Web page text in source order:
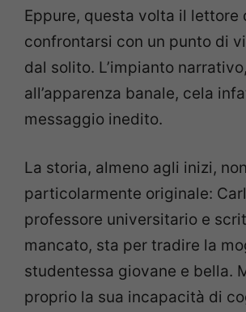
Eppure, questa volta il lettore
confrontarsi con un punto di
dal solito. L’impianto narrativo,
all’apparenza banale, cela
messaggio inedito.
La storia, almeno agli inizi,
particolarmente originale:
professore universitario e
mancato, sta per tradire la
studentessa giovane e bella.
proprio la sua incapacità di